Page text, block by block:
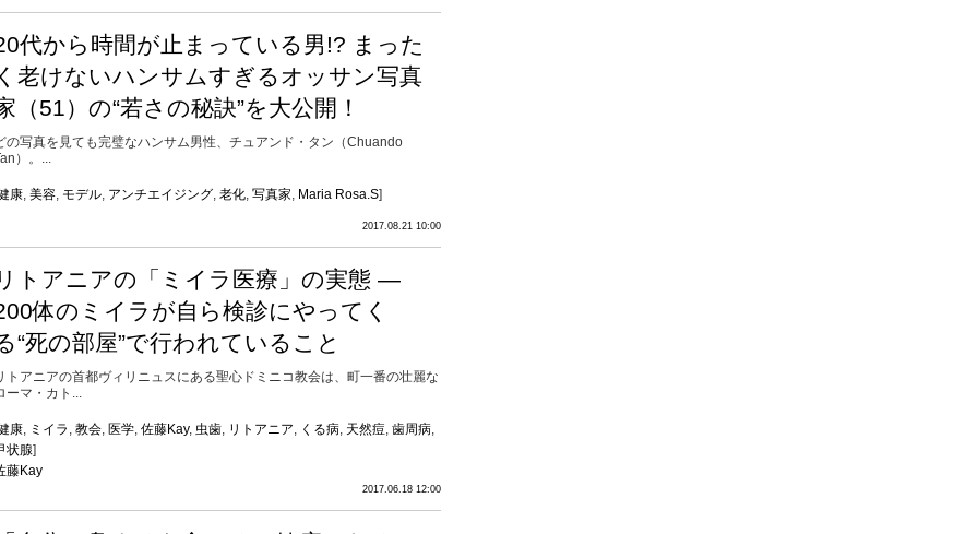
代から時間が止まっている男!? まった
老けないハンサムすぎるオッサン写真
（51）の“若さの秘訣”を大公開！
の写真を見ても完璧なハンサム男性、チュアンド・タン（Chuando
）。...
康, 美容, モデル, アンチエイジング, 老化, 写真家, Maria Rosa.S]
2017.08.21 10:00
トアニアの「ミイラ医療」の実態 ―
体のミイラが自ら検診にやってく
“死の部屋”で行われていること
トアニアの首都ヴィリニュスにある聖心ドミニコ教会は、町一番の壮麗な
ーマ・カト...
康, ミイラ , 教会, 医学, 佐藤Kay, 虫歯, リトアニア, くる病, 天然痘, 歯周病,
状腺]
2017.06.18 12:00
藤Kay